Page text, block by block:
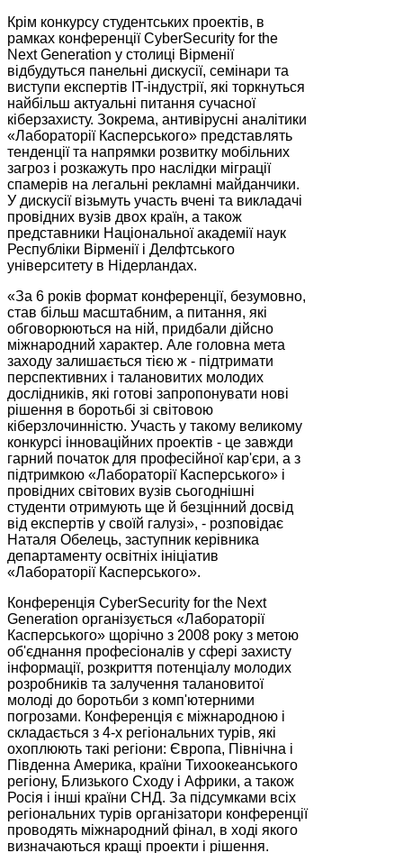
Крім конкурсу студентських проектів, в
рамках конференції CyberSecurity for the
Next Generation у столиці Вірменії
відбудуться панельні дискусії, семінари та
виступи експертів IT-індустрії, які торкнуться
найбільш актуальні питання сучасної
кіберзахисту. Зокрема, антивірусні аналітики
«Лабораторії Касперського» представлять
тенденції та напрямки розвитку мобільних
загроз і розкажуть про наслідки міграції
спамерів на легальні рекламні майданчики.
У дискусії візьмуть участь вчені та викладачі
провідних вузів двох країн, а також
представники Національної академії наук
Республіки Вірменії і Делфтського
університету в Нідерландах.
«За 6 років формат конференції, безумовно,
став більш масштабним, а питання, які
обговорюються на ній, придбали дійсно
міжнародний характер. Але головна мета
заходу залишається тією ж - підтримати
перспективних і талановитих молодих
дослідників, які готові запропонувати нові
рішення в боротьбі зі світовою
кіберзлочинністю. Участь у такому великому
конкурсі інноваційних проектів - це завжди
гарний початок для професійної кар'єри, а з
підтримкою «Лабораторії Касперського» і
провідних світових вузів сьогоднішні
студенти отримують ще й безцінний досвід
від експертів у своїй галузі», - розповідає
Наталя Обелець, заступник керівника
департаменту освітніх ініціатив
«Лабораторії Касперського».
Конференція CyberSecurity for the Next
Generation організується «Лабораторії
Касперського» щорічно з 2008 року з метою
об'єднання професіоналів у сфері захисту
інформації, розкриття потенціалу молодих
розробників та залучення талановитої
молоді до боротьби з комп'ютерними
погрозами. Конференція є міжнародною і
складається з 4-х регіональних турів, які
охоплюють такі регіони: Європа, Північна і
Південна Америка, країни Тихоокеанського
регіону, Близького Сходу і Африки, а також
Росія і інші країни СНД. За підсумками всіх
регіональних турів організатори конференції
проводять міжнародний фінал, в ході якого
визначаються кращі проекти і рішення.